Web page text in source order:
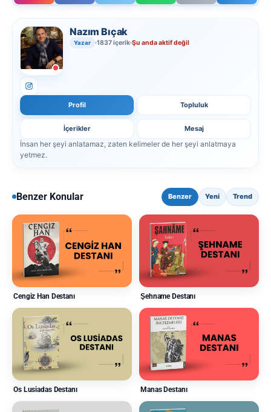
Nazım Bıçak
Yazar 1837 içerik Şu anda aktif değil
Profil Topluluk
İçerikler Mesaj
İnsan her şeyi anlatamaz, zaten kelimeler de her şeyi anlatmaya
yetmez.
Benzer Konular Benzer Yeni Trend
Cengiz Han Destanı Şehname Destanı
Os Lusiadas Destanı Manas Destanı